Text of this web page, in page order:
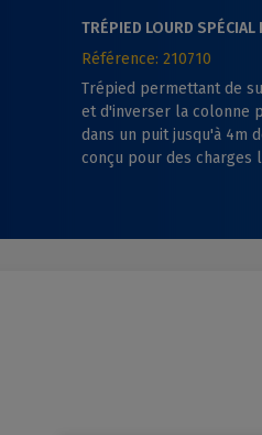
TRÉPIED LOURD SPÉCIAL
COLONNE RÉVERSIBLE
Référence: 210710
Trépied permettant de
et d'inverser la colonne
dans un puit jusqu'à 4m
conçu pour des charges